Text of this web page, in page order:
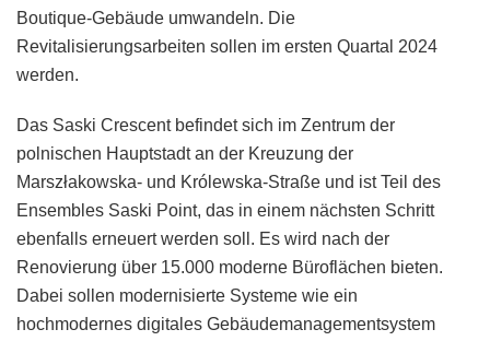
Boutique-Gebäude umwandeln. Die
Revitalisierungsarbeiten sollen im ersten Quartal 2024
werden.
Das Saski Crescent befindet sich im Zentrum der
polnischen Hauptstadt an der Kreuzung der
Marszłakowska- und Królewska-Straße und ist Teil des
Ensembles Saski Point, das in einem nächsten Schritt
ebenfalls erneuert werden soll. Es wird nach der
Renovierung über 15.000 moderne Büroflächen bieten.
Dabei sollen modernisierte Systeme wie ein
hochmodernes digitales Gebäudemanagementsystem